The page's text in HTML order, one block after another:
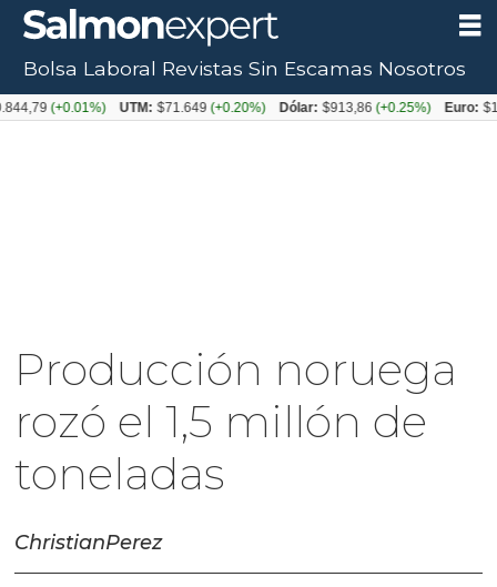
Producción noruega
rozó el 1,5 millón de
toneladas
ChristianPerez
Bolsa Laboral Revistas Sin Escamas Nosotros
(+0.01%) UTM: $71.649(+0.20%) Dólar: $913,86(+0.25%) Euro: